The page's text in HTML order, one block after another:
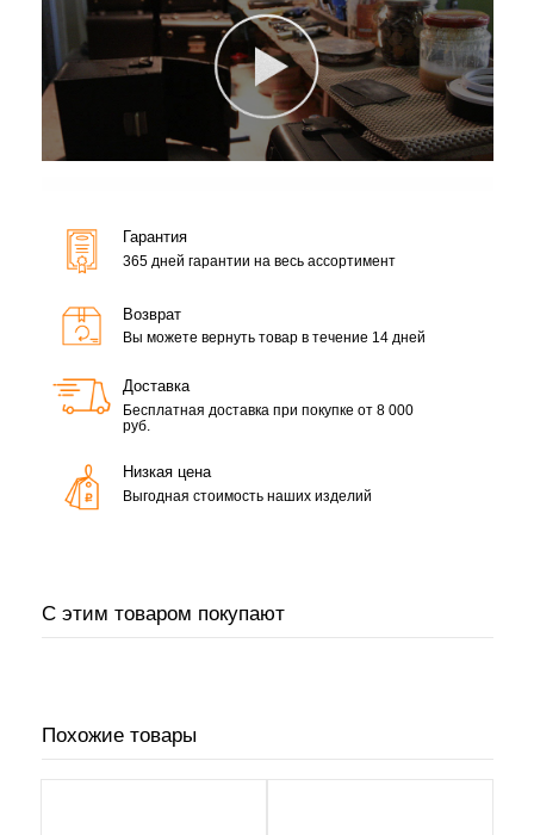
Гарантия
365 дней гарантии на весь ассортимент
Возврат
Вы можете вернуть товар в течение 14 дней
Доставка
Бесплатная доставка при покупке от 8 000
руб.
Низкая цена
Выгодная стоимость наших изделий
С этим товаром покупают
Похожие товары